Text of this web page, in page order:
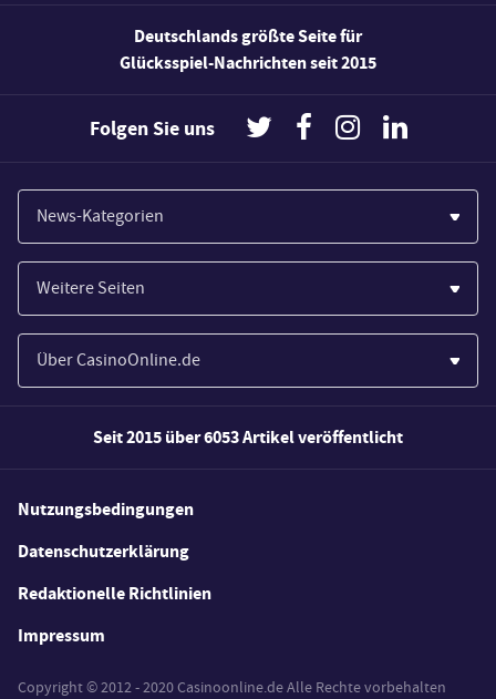
Deutschlands größte Seite für
Glücksspiel-Nachrichten seit 2015
Folgen Sie uns
News-Kategorien
Casinos
Wirtschaft
Spiele
Weitere Seiten
Paypal Casinos
Novoline Casinos
Merkur Casinos
Casino Testberichte
Casino Bonus Angebote
Kostenlose Spiele
Über CasinoOnline.de
Wie wir bewerten
FAQs
Seit 2015 über 6053 Artikel veröffentlicht
Nutzungsbedingungen
Datenschutzerklärung
Redaktionelle Richtlinien
Impressum
Copyright © 2012 - 2020 Casinoonline.de Alle Rechte vorbehalten